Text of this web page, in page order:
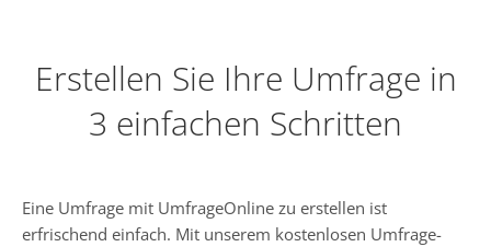
Erstellen Sie Ihre Umfrage in
3 einfachen Schritten
Eine Umfrage mit UmfrageOnline zu erstellen ist
erfrischend einfach. Mit unserem kostenlosen Umfrage-